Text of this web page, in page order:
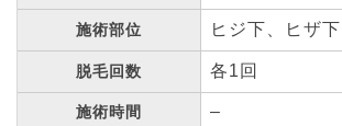
施術部位 ヒジ下、ヒザ下
脱毛回数 各1回
施術時間 –